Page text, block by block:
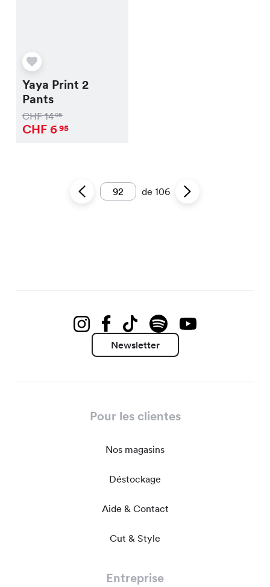
Yaya Print 2
Pants
CHF1495
CHF695
de 106
Newsletter
Pour les clientes
Nos magasins
Déstockage
Aide & Contact
Cut & Style
Entreprise